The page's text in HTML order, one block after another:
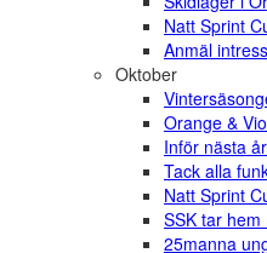
Natt Sprint
Anmäl
Oktober
Orange &
Inför nästa år
Tack alla
Natt Sprint
SSK tar
25manna